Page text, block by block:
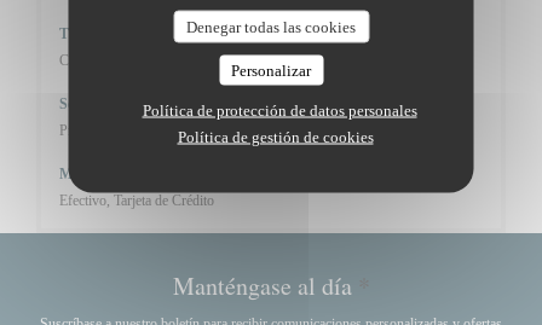
Denegar todas las cookies
Personalizar
Política de protección de datos personales
Política de gestión de cookies
Tipo de negocio
Cocina bistronómica francesa
Servicios
Privatización
Métodos de pago
Efectivo, Tarjeta de Crédito
Manténgase al día